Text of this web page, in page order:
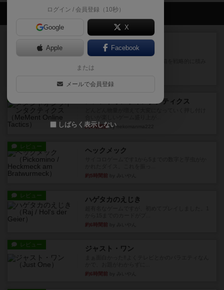
会員の新しい投稿
マーケットフレッシュ
重ねて在庫を最大化し、競合...
メメントオンラインタクティクス
約4時間前by nekomanma222
レビュー ヘックメック
約5時間前
レビュー ハゲタカのえじき
約6時間前
レビュー ジャスト・ワン
約6時間前
ログイン / 会員登録（10秒）
Google X
Apple Facebook
または
メールで会員登録
しばらく表示しない